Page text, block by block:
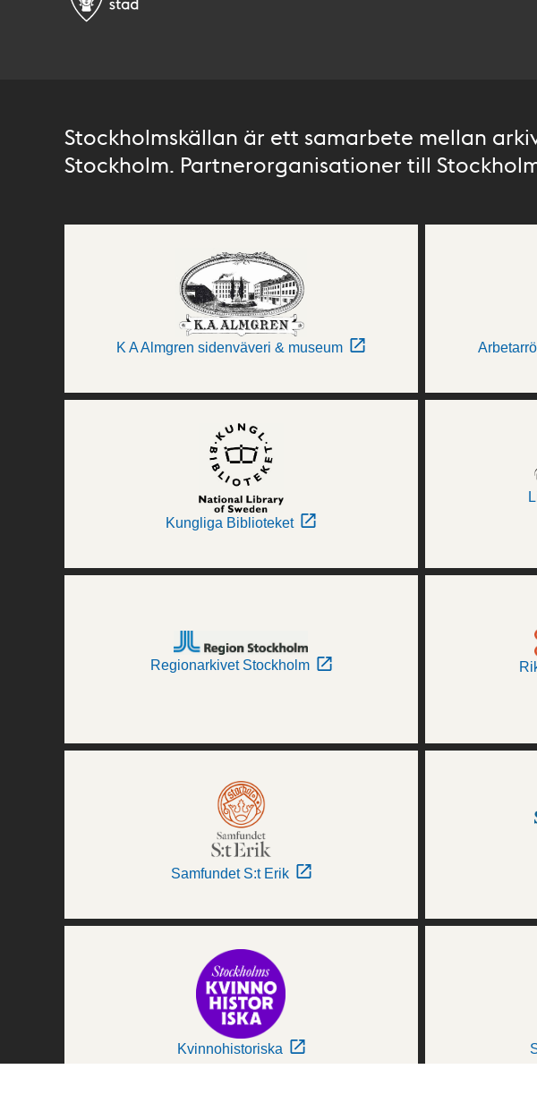
Stockholmskällan är ett samarbete mellan
Stockholm. Partnerorganisationer till
K A Almgren sidenväveri & museum
Kungliga Biblioteket
Regionarkivet Stockholm
Samfundet S:t Erik
Kvinnohistoriska